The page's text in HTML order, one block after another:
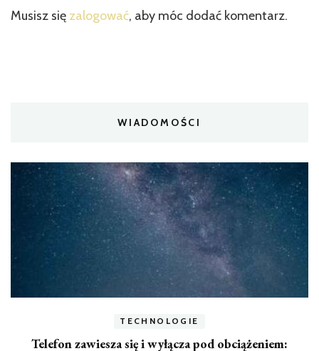
Musisz się zalogować, aby móc dodać komentarz.
WIADOMOŚCI
TECHNOLOGIE
Telefon zawiesza się i wyłącza pod obciążeniem: